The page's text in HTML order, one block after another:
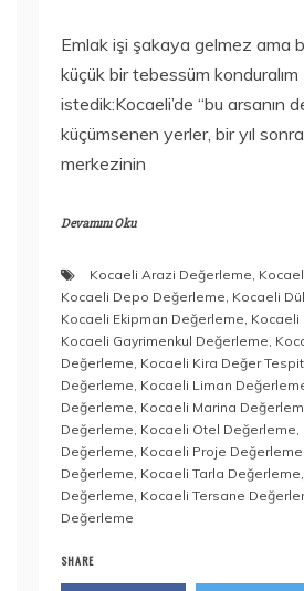
Emlak işi şakaya gelmez ama
küçük bir tebessüm konduralım
istedik:Kocaeli’de “bu arsanın
küçümsenen yerler, bir yıl
merkezinin
Devamını Oku
Kocaeli Arazi Değerleme,
Kocaeli Depo Değerleme, Kocaeli
Kocaeli Ekipman Değerleme, Kocaeli
Kocaeli Gayrimenkul Değerleme,
Değerleme, Kocaeli Kira Değer
Değerleme, Kocaeli Liman
Değerleme, Kocaeli Marina
Değerleme, Kocaeli Otel Değerleme,
Değerleme, Kocaeli Proje Değerleme
Değerleme, Kocaeli Tarla Değerleme,
Değerleme, Kocaeli Tersane
Değerleme
SHARE